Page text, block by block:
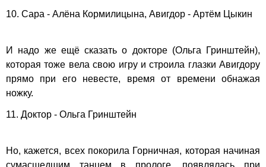
10. Сара - Алёна Кормилицына, Авигдор - Артём Цыкин
И надо же ещё сказать о докторе (Ольга Гринштейн),
которая тоже вела свою игру и строила глазки Авигдору
прямо при его невесте, время от времени обнажая
ножку.
11. Доктор - Ольга Гринштейн
Но, кажется, всех покорила Горничная, которая начиная